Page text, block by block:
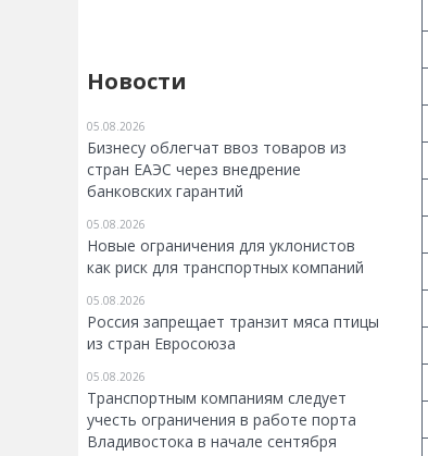
Новости
05.08.2026
Бизнесу облегчат ввоз товаров из
стран ЕАЭС через внедрение
банковских гарантий
05.08.2026
Новые ограничения для уклонистов
как риск для транспортных компаний
05.08.2026
Россия запрещает транзит мяса птицы
из стран Евросоюза
05.08.2026
Транспортным компаниям следует
учесть ограничения в работе порта
Владивостока в начале сентября